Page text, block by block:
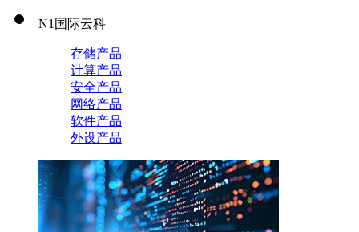
N1国际云科
存储产品
计算产品
安全产品
网络产品
软件产品
外设产品